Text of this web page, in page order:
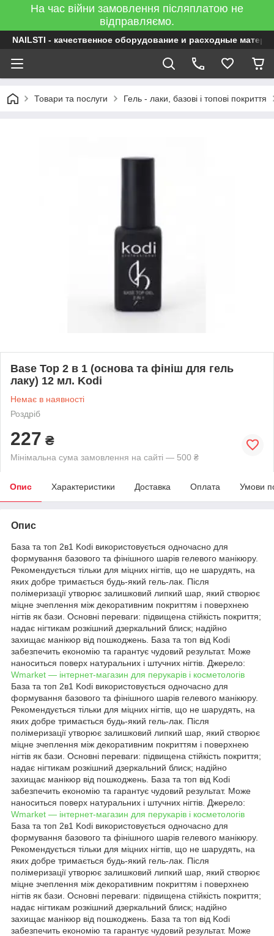
На час війни замовлення післяплатою не
відправляємо.
NAILSTI - качественное оборудование и расходные
Товари та послуги Гель - лаки, базові і топові покриття
Base Top 2 в 1 (основа та фініш для гель
лаку) 12 мл. Kodi
Немає в наявності
Роздріб
227 ₴
Мінімальна сума замовлення на сайті — 500 ₴
Опис Характеристики Доставка Оплата Умови
Опис
База та топ 2в1 Kodi використовується одночасно для
формування базового та фінішного шарів гелевого манікюру.
Рекомендується тільки для міцних нігтів, що не шарудять, на
яких добре тримається будь-який гель-лак. Після
полімеризації утворює залишковий липкий шар, який створює
міцне зчеплення між декоративним покриттям і поверхнею
нігтів як бази. Основні переваги: підвищена стійкість покриття;
надає нігтикам розкішний дзеркальний блиск; надійно
захищає манікюр від пошкоджень. База та топ від Kodi
забезпечить економію та гарантує чудовий результат. Може
наноситься поверх натуральних і штучних нігтів. Джерело:
Wmarket — інтернет-магазин для перукарів і косметологів
База та топ 2в1 Kodi використовується одночасно для
формування базового та фінішного шарів гелевого манікюру.
Рекомендується тільки для міцних нігтів, що не шарудять, на
яких добре тримається будь-який гель-лак. Після
полімеризації утворює залишковий липкий шар, який створює
міцне зчеплення між декоративним покриттям і поверхнею
нігтів як бази. Основні переваги: підвищена стійкість покриття;
надає нігтикам розкішний дзеркальний блиск; надійно
захищає манікюр від пошкоджень. База та топ від Kodi
забезпечить економію та гарантує чудовий результат. Може
наноситься поверх натуральних і штучних нігтів. Джерело:
Wmarket — інтернет-магазин для перукарів і косметологів
База та топ 2в1 Kodi використовується одночасно для
формування базового та фінішного шарів гелевого манікюру.
Рекомендується тільки для міцних нігтів, що не шарудять, на
яких добре тримається будь-який гель-лак. Після
полімеризації утворює залишковий липкий шар, який створює
міцне зчеплення між декоративним покриттям і поверхнею
нігтів як бази. Основні переваги: підвищена стійкість покриття;
надає нігтикам розкішний дзеркальний блиск; надійно
захищає манікюр від пошкоджень. База та топ від Kodi
забезпечить економію та гарантує чудовий результат. Може